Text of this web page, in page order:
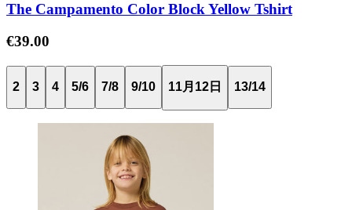
The Campamento Color Block Yellow Tshirt
€39.00
2 3 4 5/6 7/8 9/10 11月12日 13/14